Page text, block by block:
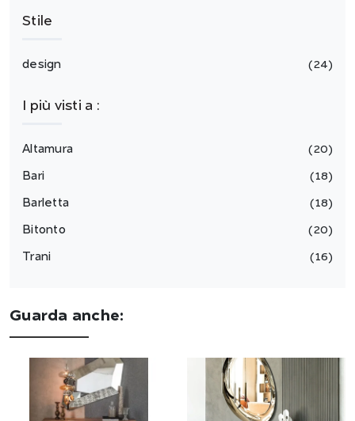
Stile
design 24
I più visti a :
Altamura 20
Bari 18
Barletta 18
Bitonto 20
Trani 16
Guarda anche: